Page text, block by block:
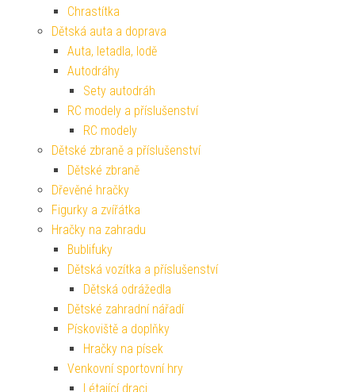
Chrastítka
Dětská auta a doprava
Auta, letadla, lodě
Autodráhy
Sety autodráh
RC modely a příslušenství
RC modely
Dětské zbraně a příslušenství
Dětské zbraně
Dřevěné hračky
Figurky a zvířátka
Hračky na zahradu
Bublifuky
Dětská vozítka a příslušenství
Dětská odrážedla
Dětské zahradní nářadí
Pískoviště a doplňky
Hračky na písek
Venkovní sportovní hry
Létající draci